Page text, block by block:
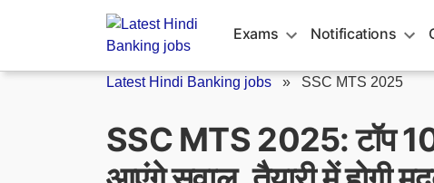
Exams Notifications
Latest Hindi Banking jobs » SSC MTS 2025
SSC MTS 2025: टॉप